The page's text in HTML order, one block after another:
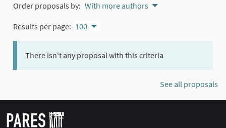
Order proposals by: With more authors
Results per page: 100
There isn't any proposal with this criteria
See all proposals